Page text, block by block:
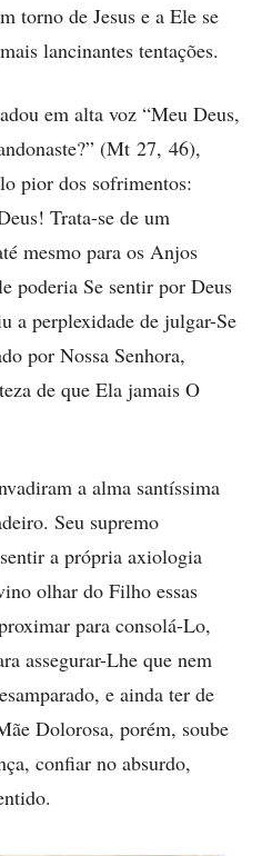
torno de Jesus e a Ele se
lancinantes tentações.
em alta voz “Meu Deus,
(Mt 27, 46),
pior dos sofrimentos:
Trata-se de um
mesmo para os Anjos
poderia Se sentir por Deus
a perplexidade de julgar-Se
por Nossa Senhora,
de que Ela jamais O
a alma santíssima
Seu supremo
a própria axiologia
olhar do Filho essas
para consolá-Lo,
assegurar-Lhe que nem
e ainda ter de
Dolorosa, porém, soube
confiar no absurdo,